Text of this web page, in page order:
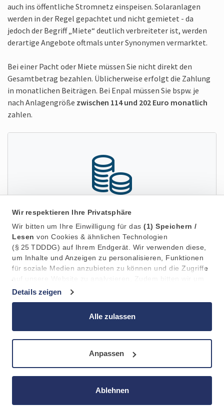
Wir respektieren Ihre Privatsphäre
Wir bitten um Ihre Einwilligung für das (1) Speichern /
Lesen von Cookies & ähnlichen Technologien
(§ 25 TDDDG) auf Ihrem Endgerät. Wir verwenden diese,
um Inhalte und Anzeigen zu personalisieren, Funktionen
für soziale Medien anzubieten zu können und die Zugriffe
auf unsere Website zu analysieren. Zudem bitten wir um
Ihre Einwilligung in die anschließende
kann die Verarbeitung außerhalb des EWR, z.b. in den
USA, erfolgen.
Details zeigen
Alle zulassen
Anpassen
Ablehnen
auch ins öffent­liche Strom­netz ein­speisen. Solar­anlagen
werden in der Regel gepachtet und nicht gemietet - da
jedoch der Begriff „Miete“ deutlich ver­breiteter ist, werden
der­artige Angebote oftmals unter Synonymen ver­marktet.
Bei einer Pacht oder Miete müssen Sie nicht direkt den
Gesamt­betrag bezahlen. Üblicher­weise erfolgt die Zahlung
in monat­lichen Beiträgen. Bei Enpal müssen Sie bspw. je
nach Anlagen­größe zwischen 114 und 202 Euro monatlich
zahlen.
Kauf
Gesamt­kosten müssen auf­gebracht werden
Wartungen, Ver­sicherung etc. liegen in Ihrer